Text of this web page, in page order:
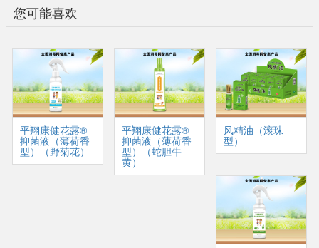
您可能喜欢
平翔康健花露®
抑菌液（薄荷香
型）（野菊花）
平翔康健花露®
抑菌液（薄荷香
型）（蛇胆牛
黄）
风精油（滚珠
型）